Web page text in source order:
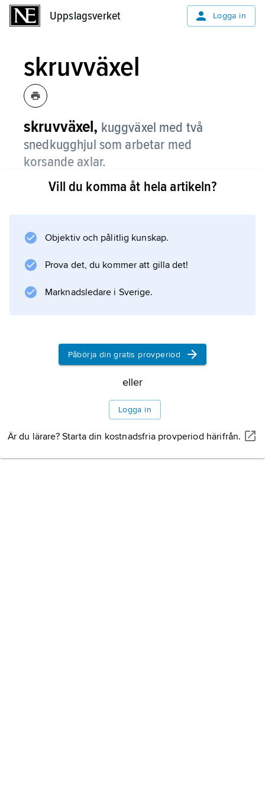
Uppslagsverket Logga in
skruvväxel
skruvväxel, kuggväxel med två
snedkugghjul som arbetar med
korsande axlar.
Vanligen erhålls punktformad kontakt mellan
kuggarna kan ge låg verkningsgrad.
Information om artikeln
Vill du komma åt hela artikeln?
Objektiv och pålitlig kunskap.
Prova det, du kommer att gilla det!
Marknadsledare i Sverige.
Påbörja din gratis provperiod
eller
Logga in
Är du lärare? Starta din kostnadsfria provperiod härifrån.